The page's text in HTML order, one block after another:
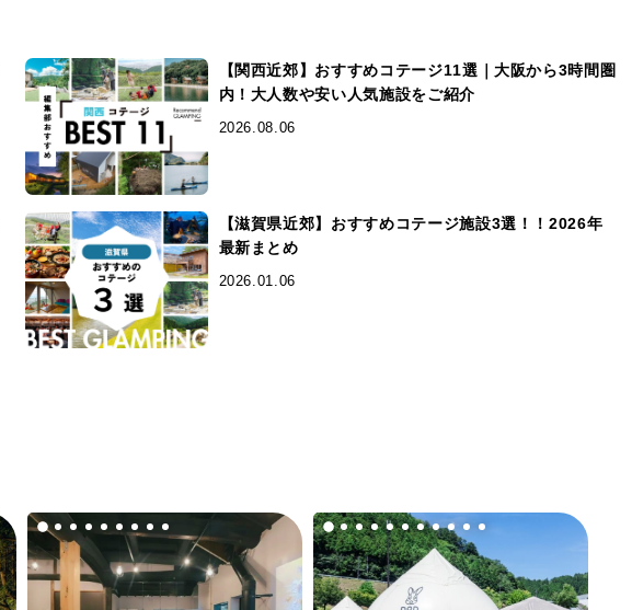
【関西近郊】おすすめコテージ11選｜大阪から3時間圏
内！大人数や安い人気施設をご紹介
2026.08.06
【滋賀県近郊】おすすめコテージ施設3選！！2026年
最新まとめ
2026.01.06